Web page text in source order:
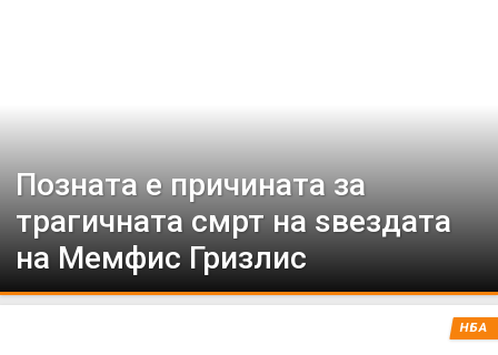
Позната е причината за
трагичната смрт на ѕвездата
на Мемфис Гризлис
НБА